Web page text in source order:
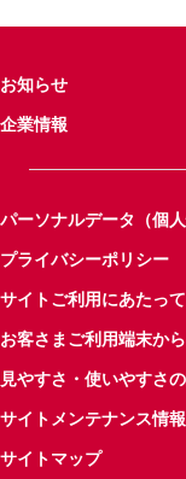
お知らせ
企業情報
パーソナルデータ（個
プライバシーポリシー
サイトご利用にあたって
お客さまご利用端末か
見やすさ・使いやすさ
サイトメンテナンス情報
サイトマップ